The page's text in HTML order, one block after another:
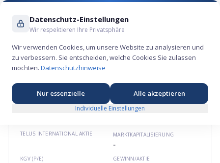
Suche ...
TELUS International Aktie – Technologie-
Börsengang 2021
Nordamerika 💾 telusdigital.com ★★
TELUS INTERNATIONALAKTIE MARKTKAPITALISIERUNG
-
KGV (P/E) GEWINN/AKTIE
Datenschutz-Einstellungen
Wir respektieren Ihre Privatsphäre
Wir verwenden Cookies, um unsere Website zu analysieren und
zu verbessern. Sie entscheiden, welche Cookies Sie zulassen
möchten. Datenschutzhinweise
Nur essenzielle Alle akzeptieren
Individuelle Einstellungen